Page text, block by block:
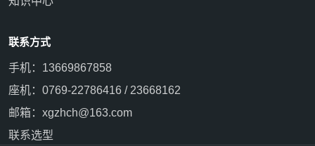
联系方式
手机：13669867858
座机：0769-22786416 / 23668162
邮箱：xgzhch@163.com
联系选型